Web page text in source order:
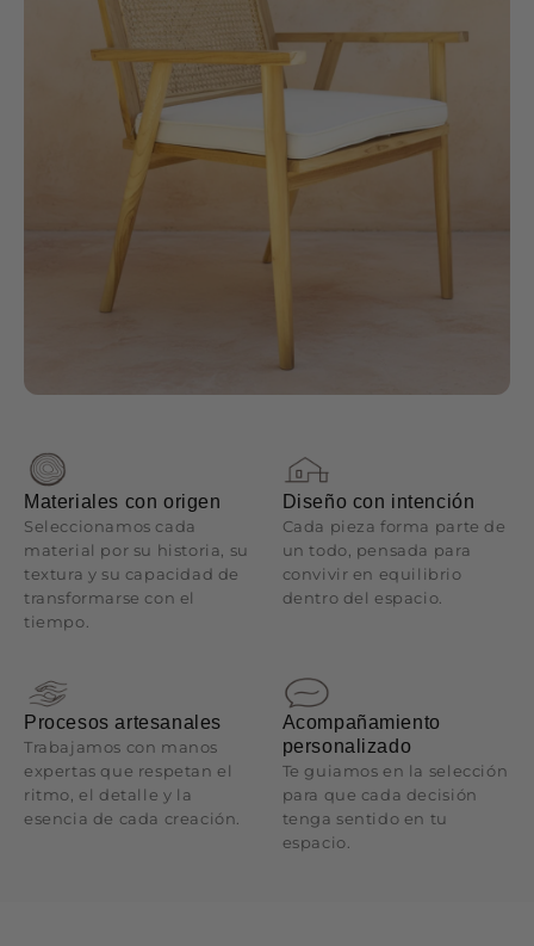
Materiales con origen
Seleccionamos cada
material por su historia, su
textura y su capacidad de
transformarse con el
tiempo.
Diseño con intención
Cada pieza forma parte de
un todo, pensada para
convivir en equilibrio
dentro del espacio.
Procesos artesanales
Trabajamos con manos
expertas que respetan el
ritmo, el detalle y la
esencia de cada creación.
Acompañamiento
personalizado
Te guiamos en la selección
para que cada decisión
tenga sentido en tu
espacio.